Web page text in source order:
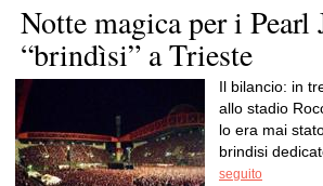
Notte magica per i Pearl
“brindìsi” a Trieste
Il bilancio: in
allo stadio
lo era mai
brindisi
seguito